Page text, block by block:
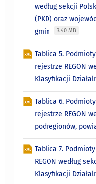
według sekcji
(PKD) oraz
gmin
3.40 MB
Tablica 5.
rejestrze REGON
Klasyfikacji
Tablica 6.
rejestrze REGON
podregionów,
Tablica 7.
REGON według
Klasyfikacji